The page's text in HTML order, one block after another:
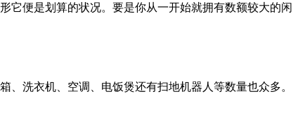
它便是划算的状况。要是你从一开始就拥有数额较大的闲
洗衣机、空调、电饭煲还有扫地机器人等数量也众多。